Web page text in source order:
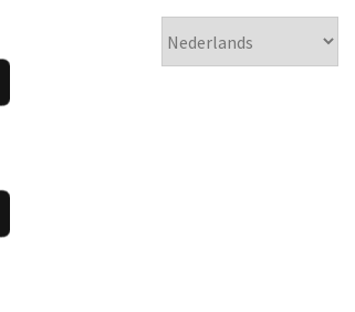
𝗣𝗢𝗞𝗢𝗘